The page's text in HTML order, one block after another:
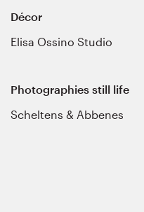
Décor
Elisa Ossino Studio
Photographies still life
Scheltens & Abbenes